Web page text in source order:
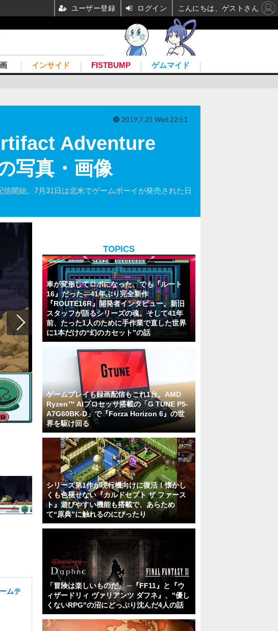
インサイド FISTBUMP ゲムマイド
Adventure
写真・画像
開始。7月31日は北米でゲームボーイが発売された日
2019.7.31 Wed 22:51
ムテ
TOPICS
車が変形してロボになった、でも『ルート
16』だった―41年ぶり完全新作
『ROUTE16R』開発者インタビュー。新旧
スタッフが語るシリーズの魂。そして41年
前、たった1人のために手作業で直した世界
に1本だけの“幻のカセット”の話
ゲームプレイも録画配信もこれ1台。AMD
Ryzen™ AIプロセッサ搭載の「G TUNE P5-
A7G60BK-D」で『Forza Horizon 6』の世
界を駆け回る
シリーズ第1作が現行機向けに復活！懐かし
くも色褪せない『カルドセプト ザ ファース
ト』遊びやすい機能も搭載で、あらため
て“原典”に触れるのにぴったり
「冒険は楽しいものだ」 ─『FF11』と『ウ
ィザードリィ ヴァリアンツ ダフネ』、"優し
くないRPG"の沼にどっぷり沈んだ4人の話
ユーザー登録 ログイン こんにちは、ゲストさん